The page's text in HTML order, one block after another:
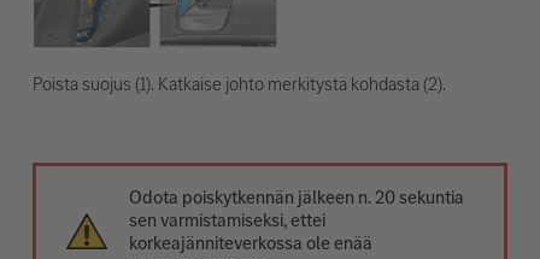
Poista suojus (1). Katkaise johto merkitystä kohdasta (2).
Odota poiskytkennän jälkeen n. 20 sekuntia
sen varmistamiseksi, ettei
korkeajänniteverkossa ole enää